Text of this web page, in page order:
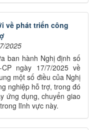
về phát triển công
2025
ban hành Nghị định số
CP ngày 17/7/2025 về
một số điều của Nghị
nghiệp hỗ trợ, trong đó
ứng dụng, chuyển giao
lĩnh vực này.